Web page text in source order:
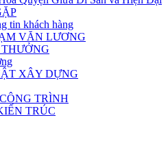
tin khách hàng
VĂN LƯƠNG
XÂY DỰNG
TRÌNH
TRÚC